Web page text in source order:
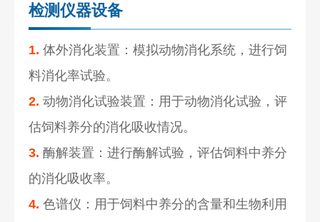
检测仪器设备
1. 体外消化装置：模拟动物消化系统，进行饲
料消化率试验。
2. 动物消化试验装置：用于动物消化试验，评
估饲料养分的消化吸收情况。
3. 酶解装置：进行酶解试验，评估饲料中养分
的消化吸收率。
4. 色谱仪：用于饲料中养分的含量和生物利用